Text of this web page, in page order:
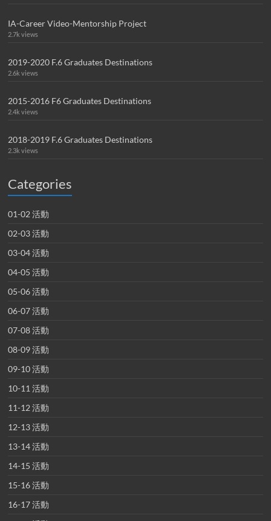
IA-Career Video-Mentorship Project
2.7k views
2019-2020 F.6 Graduates Destinations
2.6k views
2015-2016 F6 Graduates Destinations
2.4k views
2018-2019 F.6 Graduates Destinations
2.3k views
Categories
01-02 活動
02-03 活動
03-04 活動
04-05 活動
05-06 活動
06-07 活動
07-08 活動
08-09 活動
09-10 活動
10-11 活動
11-12 活動
12-13 活動
13-14 活動
14-15 活動
15-16 活動
16-17 活動